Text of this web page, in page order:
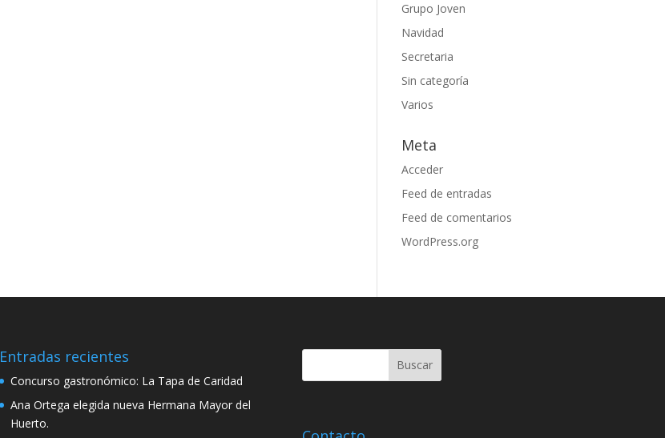
Grupo Joven
Navidad
Secretaria
Sin categoría
Varios
Meta
Acceder
Feed de entradas
Feed de comentarios
WordPress.org
Entradas recientes
Concurso gastronómico: La Tapa de Caridad
Ana Ortega elegida nueva Hermana Mayor del
Huerto.